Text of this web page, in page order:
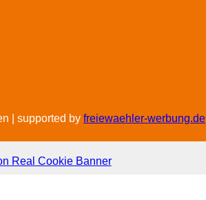
| supported by freiewaehler-werbung.de
Real Cookie Banner